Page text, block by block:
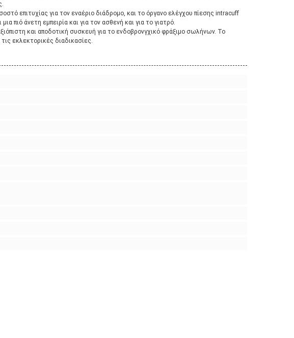
επιτυχίας για τον εναέριο διάδρομο, και το όργανο ελέγχου πίεσης intracuff
πιό άνετη εμπειρία και για τον ασθενή και για το γιατρό.
και αποδοτική συσκευή για το ενδοβρονγχικό φράξιμο σωλήνων. Το
εκλεκτορικές διαδικασίες.